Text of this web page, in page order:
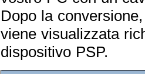
Dopo la
viene visualizzata
dispositivo PSP.